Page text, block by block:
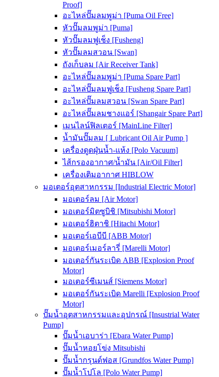
Proof]
อะไหล่ปั๊มลมพูม่า [Puma Oil Free]
หัวปั๊มลมพูม่า [Puma]
หัวปั๊มลมฟูเช็ง [Fusheng]
หัวปั๊มลมสวอน [Swan]
ถังเก็บลม [Air Receiver Tank]
อะไหล่ปั๊มลมพูม่า [Puma Spare Part]
อะไหล่ปั๊มลมฟูเช็ง [Fusheng Spare Part]
อะไหล่ปั๊มลมสวอน [Swan Spare Part]
อะไหล่ปั๊มลมชางแอร์ [Shangair Spare Part]
เมนไลน์ฟิลเตอร์ [MainLine Filter]
น้ำมันปั๊มลม [ Lubricant Oil Air Pump ]
เครื่องดูดฝุ่นน้ำ-แห้ง [Polo Vacuum]
ไส้กรองอากาศ/น้ำมัน [Air/Oil Filter]
เครื่องเติมอากาศ HIBLOW
มอเตอร์อุตสาหกรรม [Industrial Electric Motor]
มอเตอร์ลม [Air Motor]
มอเตอร์มิตซูบิชิ [Mitsubishi Motor]
มอเตอร์ฮิตาชิ [Hitachi Motor]
มอเตอร์เอบีบี [ABB Motor]
มอเตอร์เมอร์ลารี่ [Marelli Motor]
มอเตอร์กันระเบิด ABB [Explosion Proof
Motor]
มอเตอร์ซีเมนส์ [Siemens Motor]
มอเตอร์กันระเบิด Marelli [Explosion Proof
Motor]
ปั๊มน้ำอุตสาหกรรมและอุปกรณ์ [Insustrial Water
Pump]
ปั๊มน้ำเอบาร่า [Ebara Water Pump]
ปั๊มน้ำหอยโข่ง Mitsubishi
ปั๊มน้ำกรุนด์ฟอส [Grundfos Water Pump]
ปั๊มน้ำโปโล [Polo Water Pump]